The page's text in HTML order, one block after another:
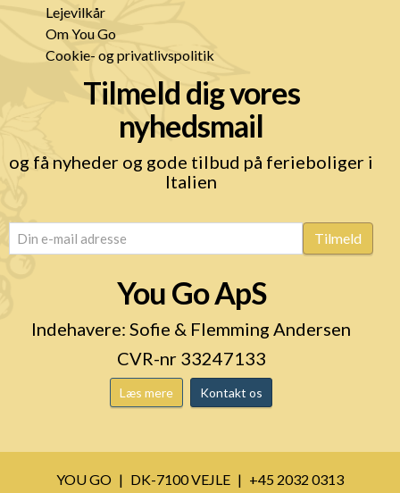
Lejevilkår
Om You Go
Cookie- og privatlivspolitik
Tilmeld dig vores
nyhedsmail
og få nyheder og gode tilbud på ferieboliger i
Italien
email (Påkrævet) Tilmeld
You Go ApS
Indehavere: Sofie & Flemming Andersen
CVR-nr 33247133
Læs mere Kontakt os
YOU GO DK-7100 VEJLE
+45 2032 0313